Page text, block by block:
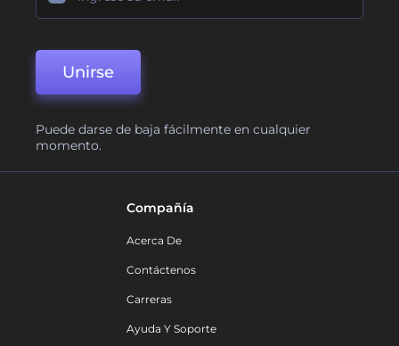
Unirse
Puede darse de baja fácilmente en cualquier
momento.
Compañía
Acerca De
Contáctenos
Carreras
Ayuda Y Soporte